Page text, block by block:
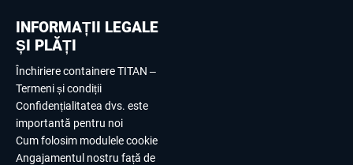
INFORMAȚII LEGALE
ȘI PLĂȚI
Închiriere containere TITAN –
Termeni și condiții
Confidențialitatea dvs. este
importantă pentru noi
Cum folosim modulele cookie
Angajamentul nostru față de